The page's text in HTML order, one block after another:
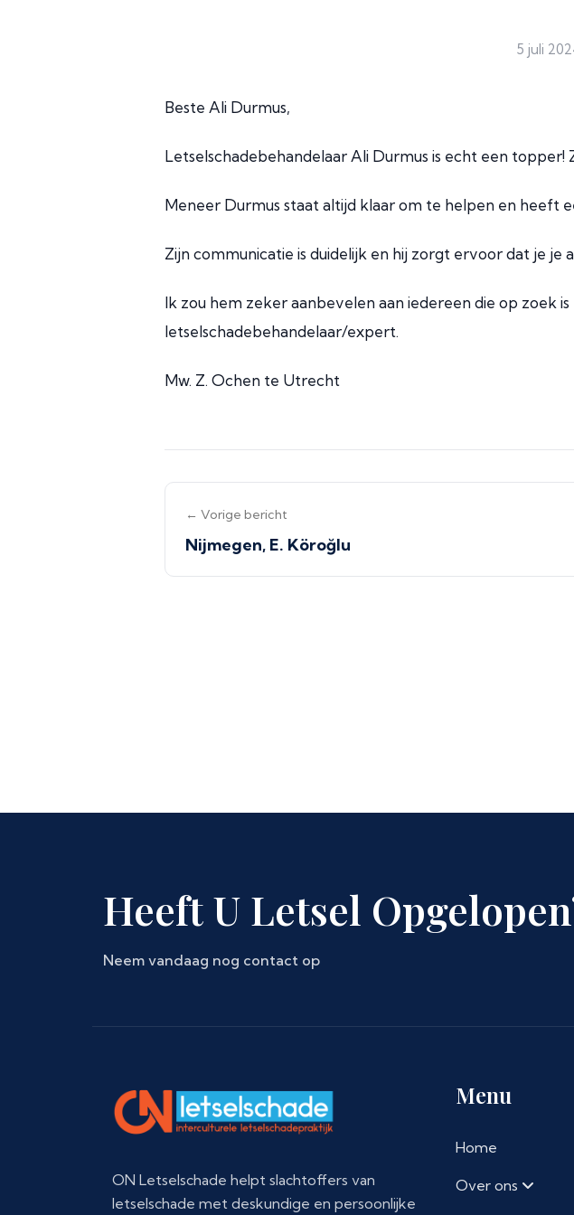
5 juli
Beste Ali Durmus,
Letselschadebehandelaar Ali Durmus is echt een
Meneer Durmus staat altijd klaar om te helpen en heeft
Zijn communicatie is duidelijk en hij zorgt ervoor dat je je
Ik zou hem zeker aanbevelen aan iedereen die op zoek
letselschadebehandelaar/expert.
Mw. Z. Ochen te Utrecht
← Vorige bericht
Nijmegen, E. Köroğlu
Heeft U Letsel
Neem vandaag nog contact op
ON Letselschade helpt slachtoffers van
letselschade met deskundige en persoonlijke
Menu
Home
Over ons